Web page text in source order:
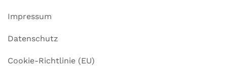
Impressum
Datenschutz
Cookie-Richtlinie (EU)